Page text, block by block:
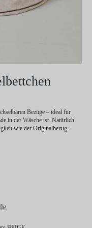
Bezüge – ideal für
in der Wäsche ist. Natürlich
wie der Originalbezug.